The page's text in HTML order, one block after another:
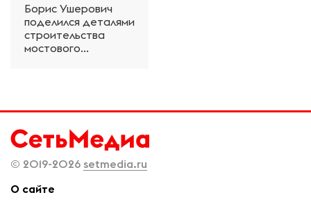
Борис Ушерович
поделился деталями
строительства
мостового
© 2019-2026 setmedia.ru
О сайте